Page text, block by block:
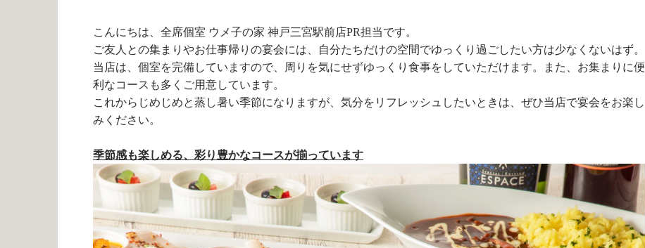
こんにちは、全席個室 ウメ子の家 神戸三宮駅前店PR担当です。
ご友人との集まりやお仕事帰りの宴会には、自分たちだけの空間でゆっくり過ごしたい方は少なくないはず。
当店は、個室を完備していますので、周りを気にせずゆっくり食事をしていただけます。また、お集まりに便
利なコースも多くご用意しています。
これからじめじめと蒸し暑い季節になりますが、気分をリフレッシュしたいときは、ぜひ当店で宴会をお楽し
みください。
季節感も楽しめる、彩り豊かなコースが揃っています